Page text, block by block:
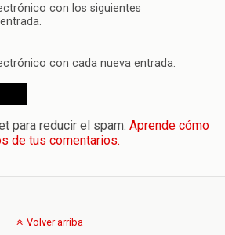
con los siguientes
con cada nueva entrada.
para reducir el spam. Aprende cómo
de tus comentarios.
Volver arriba